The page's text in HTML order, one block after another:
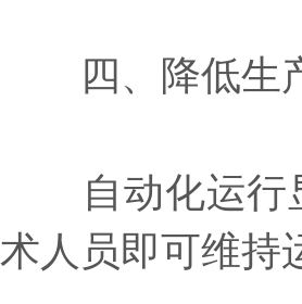
四、降低生
自动化运行显
术人员即可维持